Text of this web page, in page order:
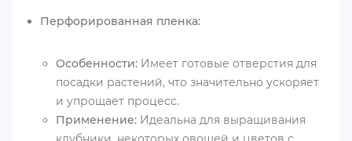
Перфорированная пленка:
Особенности: Имеет готовые отверстия для
посадки растений, что значительно ускоряет
и упрощает процесс.
Применение: Идеальна для выращивания